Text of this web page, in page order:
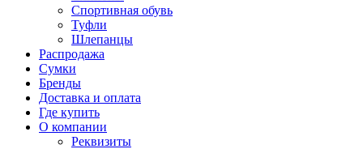
Спортивная обувь
Туфли
Шлепанцы
Распродажа
Сумки
Бренды
Доставка и оплата
Где купить
О компании
Реквизиты